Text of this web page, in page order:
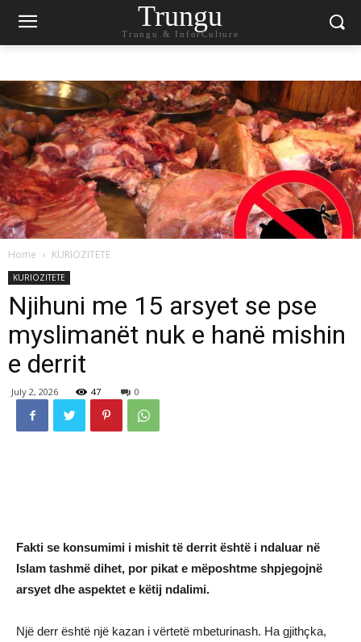
Trungu
Trungu & InforCulture
Home KURIOZITETE
KURIOZITETE
Njihuni me 15 arsyet se pse
myslimanët nuk e hanë mishin
e derrit
July 2, 2026 47 0
Fakti se konsumimi i mishit të derrit është i ndaluar në
Islam tashmë dihet, por pikat e mëposhtme shpjegojnë
arsyet dhe aspektet e këtij ndalimi.
Një derr është një kazan i vërtetë mbeturinash. Ha gjithçka,